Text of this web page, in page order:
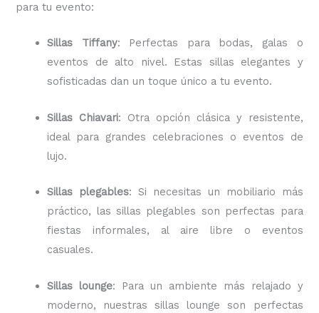
para tu evento:
Sillas Tiffany: Perfectas para bodas, galas o
eventos de alto nivel. Estas sillas elegantes y
sofisticadas dan un toque único a tu evento.
Sillas Chiavari: Otra opción clásica y resistente,
ideal para grandes celebraciones o eventos de
lujo.
Sillas plegables: Si necesitas un mobiliario más
práctico, las sillas plegables son perfectas para
fiestas informales, al aire libre o eventos
casuales.
Sillas lounge: Para un ambiente más relajado y
moderno, nuestras sillas lounge son perfectas